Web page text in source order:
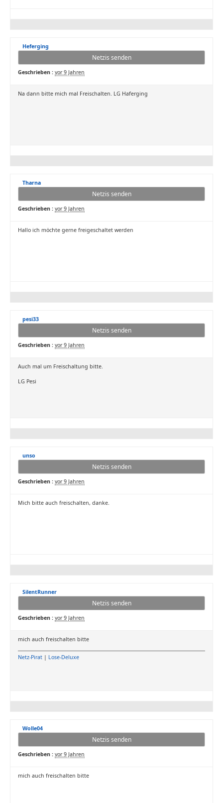
Heferging
Netzis senden
Geschrieben : vor 9 Jahren
Na dann bitte mich mal Freischalten. LG Haferging
Tharna
Netzis senden
Geschrieben : vor 9 Jahren
Hallo ich möchte gerne freigeschaltet werden
pesi33
Netzis senden
Geschrieben : vor 9 Jahren
Auch mal um Freischaltung bitte.
LG Pesi
unso
Netzis senden
Geschrieben : vor 9 Jahren
Mich bitte auch freischalten, danke.
SilentRunner
Netzis senden
Geschrieben : vor 9 Jahren
mich auch freischalten bitte
Netz-Pirat | Lose-Deluxe
Wolle04
Netzis senden
Geschrieben : vor 9 Jahren
mich auch freischalten bitte